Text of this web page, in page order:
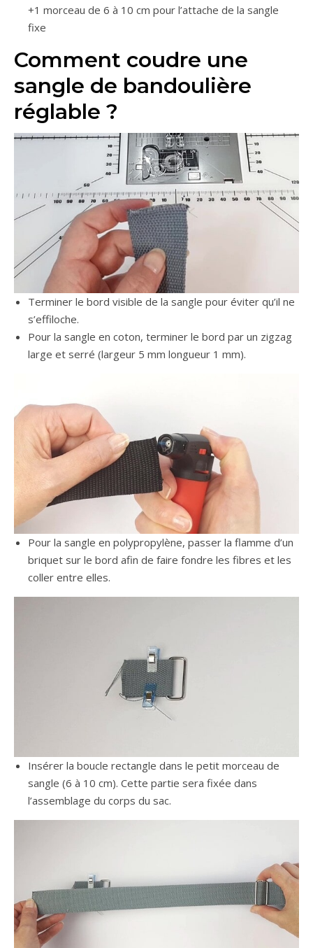
+1 morceau de 6 à 10 cm pour l’attache de la sangle
fixe
Comment coudre une
sangle de bandoulière
réglable ?
Terminer le bord visible de la sangle pour éviter qu’il ne
s’effiloche.
Pour la sangle en coton, terminer le bord par un zigzag
large et serré (largeur 5 mm longueur 1 mm).
Pour la sangle en polypropylène, passer la flamme d’un
briquet sur le bord afin de faire fondre les fibres et les
coller entre elles.
Insérer la boucle rectangle dans le petit morceau de
sangle (6 à 10 cm). Cette partie sera fixée dans
l’assemblage du corps du sac.